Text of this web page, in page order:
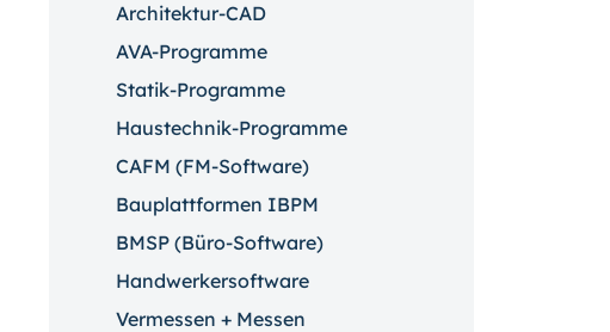
Architektur-CAD
AVA-Programme
Statik-Programme
Haustechnik-Programme
CAFM (FM-Software)
Bauplattformen IBPM
BMSP (Büro-Software)
Handwerkersoftware
Vermessen + Messen